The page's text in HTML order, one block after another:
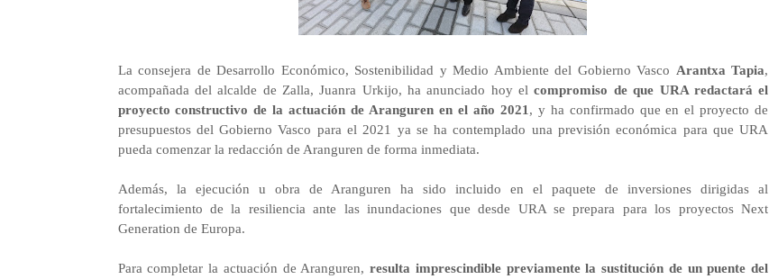
La consejera de Desarrollo Económico, Sostenibilidad y Medio Ambiente del Gobierno Vasco Arantxa Tapia,
acompañada del alcalde de Zalla, Juanra Urkijo, ha anunciado hoy elcompromiso de que URA redactará el
proyecto constructivo de la actuación de Aranguren en el año 2021 , y ha confirmado que en el proyecto de
presupuestos del Gobierno Vasco para el 2021 ya se ha contemplado una previsión económica para que URA
pueda comenzar la redacción de Aranguren de forma inmediata.
Además, la ejecución u obra de Aranguren ha sido incluido en el paquete de inversiones dirigidas al
fortalecimiento de la resiliencia ante las inundaciones que desde URA se prepara para los proyectos Next
Generation de Europa.
Para completar la actuación de Aranguren,resulta imprescindible previamente la sustitución de un puente del